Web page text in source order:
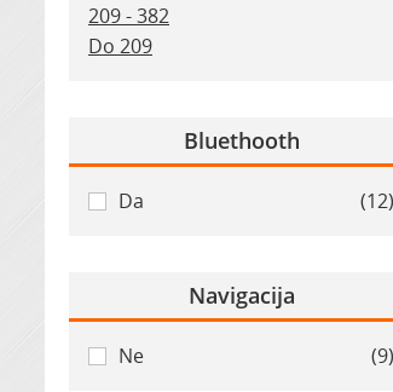
209 - 382
Do 209
Bluethooth
Da (12)
Navigacija
Ne (9)